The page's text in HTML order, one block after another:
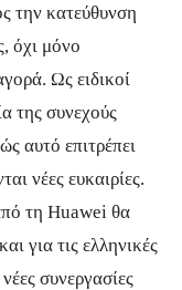
την κατεύθυνση
όχι μόνο
Ως ειδικοί
της συνεχούς
αυτό επιτρέπει
νέες ευκαιρίες.
τη Huawei θα
για τις ελληνικές
συνεργασίες